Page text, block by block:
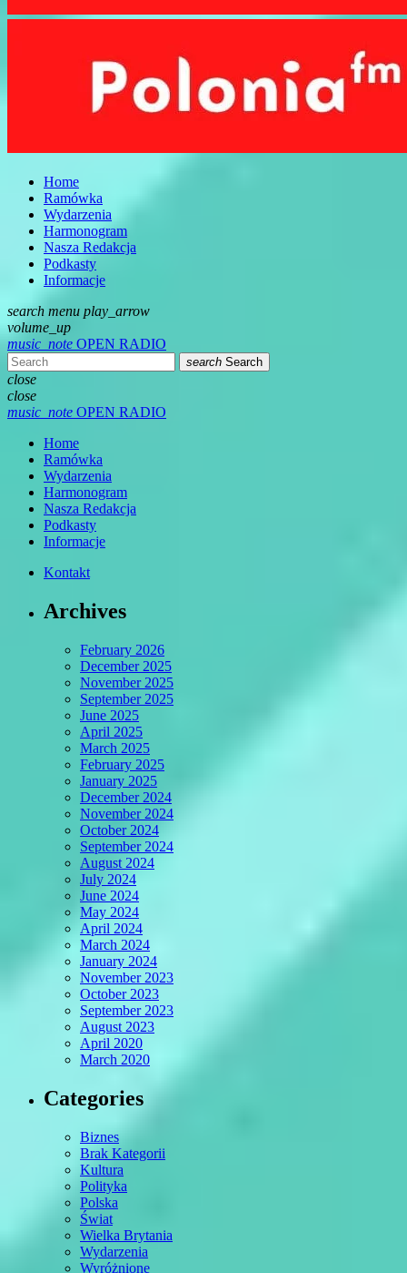
Home
Ramówka
Wydarzenia
Harmonogram
Nasza Redakcja
Podkasty
Informacje
search menu play_arrow
volume_up
music_note OPEN RADIO
search Search
close
close
music_note OPEN RADIO
Home
Ramówka
Wydarzenia
Harmonogram
Nasza Redakcja
Podkasty
Informacje
Kontakt
Archives
February 2026
December 2025
November 2025
September 2025
June 2025
April 2025
March 2025
February 2025
January 2025
December 2024
November 2024
October 2024
September 2024
August 2024
July 2024
June 2024
May 2024
April 2024
March 2024
January 2024
November 2023
October 2023
September 2023
August 2023
April 2020
March 2020
Categories
Biznes
Brak Kategorii
Kultura
Polityka
Polska
Świat
Wielka Brytania
Wydarzenia
Wyróżnione